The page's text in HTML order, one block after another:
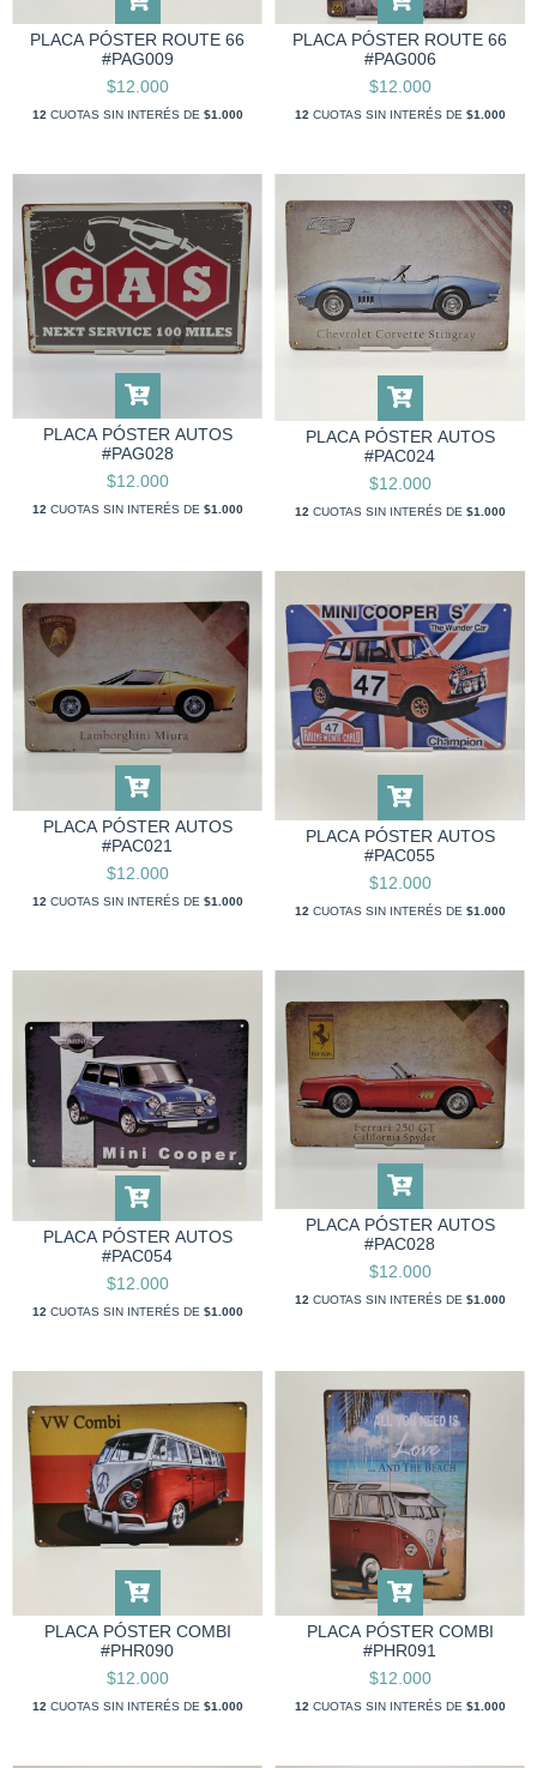
PLACA PÓSTER ROUTE 66
#PAG009
$12.000
12 CUOTAS SIN INTERÉS DE $1.000
PLACA PÓSTER ROUTE 66
#PAG006
$12.000
12CUOTAS SIN INTERÉS DE $1.000
PLACA PÓSTER AUTOS
#PAG028
$12.000
12 CUOTAS SIN INTERÉS DE $1.000
PLACA PÓSTER AUTOS
#PAC024
$12.000
12 CUOTAS SIN INTERÉS DE $1.000
PLACA PÓSTER AUTOS
#PAC021
$12.000
12CUOTAS SIN INTERÉS DE $1.000
PLACA PÓSTER AUTOS
#PAC055
$12.000
12 CUOTAS SIN INTERÉS DE $1.000
PLACA PÓSTER AUTOS
#PAC054
$12.000
12 CUOTAS SIN INTERÉS DE $1.000
PLACA PÓSTER AUTOS
#PAC028
$12.000
12 CUOTAS SIN INTERÉS DE $1.000
PLACA PÓSTER COMBI
#PHR090
$12.000
12CUOTAS SIN INTERÉS DE $1.000
PLACA PÓSTER COMBI
#PHR091
$12.000
12 CUOTAS SIN INTERÉS DE $1.000